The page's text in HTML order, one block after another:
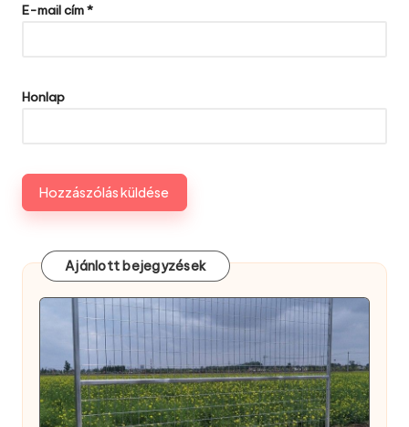
E-mail cím*
Honlap
Ajánlott bejegyzések